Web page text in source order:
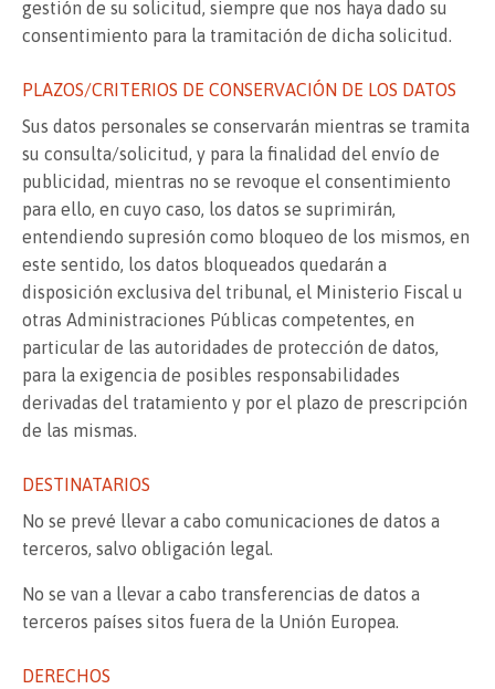
gestión de su solicitud, siempre que nos haya dado su
consentimiento para la tramitación de dicha solicitud.
PLAZOS/CRITERIOS DE CONSERVACIÓN DE LOS DATOS
Sus datos personales se conservarán mientras se tramita
su consulta/solicitud, y para la finalidad del envío de
publicidad, mientras no se revoque el consentimiento
para ello, en cuyo caso, los datos se suprimirán,
entendiendo supresión como bloqueo de los mismos, en
este sentido, los datos bloqueados quedarán a
disposición exclusiva del tribunal, el Ministerio Fiscal u
otras Administraciones Públicas competentes, en
particular de las autoridades de protección de datos,
para la exigencia de posibles responsabilidades
derivadas del tratamiento y por el plazo de prescripción
de las mismas.
DESTINATARIOS
No se prevé llevar a cabo comunicaciones de datos a
terceros, salvo obligación legal.
No se van a llevar a cabo transferencias de datos a
terceros países sitos fuera de la Unión Europea.
DERECHOS